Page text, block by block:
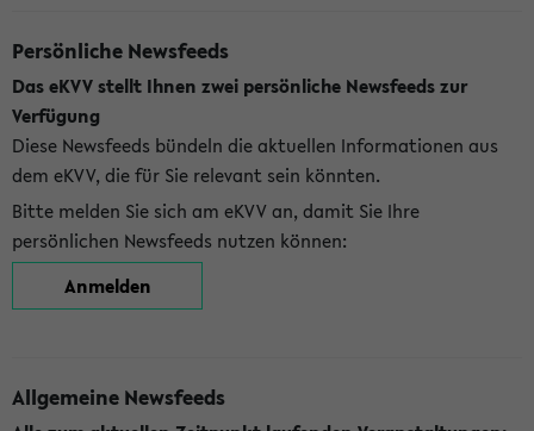
Persönliche Newsfeeds
Das eKVV stellt Ihnen zwei persönliche Newsfeeds zur
Verfügung
Diese Newsfeeds bündeln die aktuellen Informationen aus
dem eKVV, die für Sie relevant sein könnten.
Bitte melden Sie sich am eKVV an, damit Sie Ihre
persönlichen Newsfeeds nutzen können:
Anmelden
Allgemeine Newsfeeds